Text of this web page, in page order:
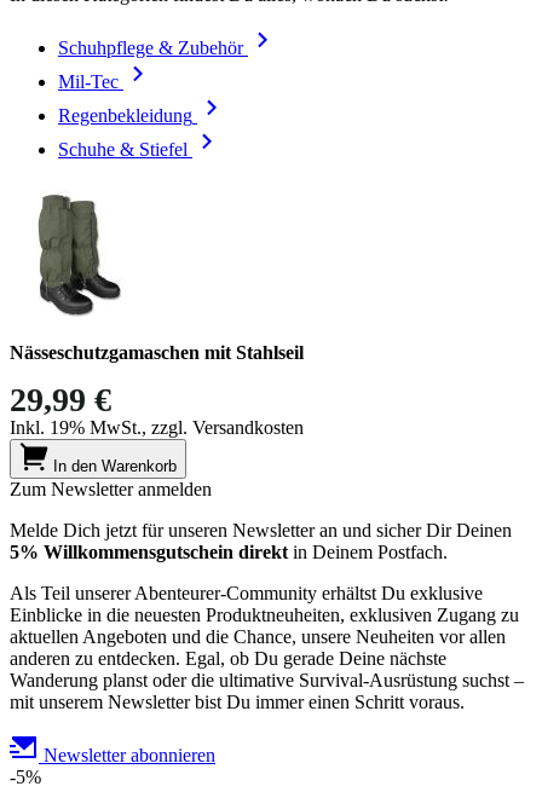
Schuhpflege & Zubehör
Mil-Tec
Regenbekleidung
Schuhe & Stiefel
Nässeschutzgamaschen mit Stahlseil
29,99 €
Inkl. 19% MwSt., zzgl. Versandkosten
In den Warenkorb
Zum Newsletter anmelden
Melde Dich jetzt für unseren Newsletter an und sicher Dir Deinen
5% Willkommensgutschein direkt in Deinem Postfach.
Als Teil unserer Abenteurer-Community erhältst Du exklusive
Einblicke in die neuesten Produktneuheiten, exklusiven Zugang zu
aktuellen Angeboten und die Chance, unsere Neuheiten vor allen
anderen zu entdecken. Egal, ob Du gerade Deine nächste
Wanderung planst oder die ultimative Survival-Ausrüstung suchst –
mit unserem Newsletter bist Du immer einen Schritt voraus.
Newsletter abonnieren
-5%